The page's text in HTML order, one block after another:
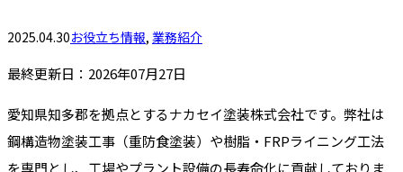
2025.04.30お役立ち情報, 業務紹介
最終更新日：2026年07月27日
愛知県知多郡を拠点とするナカセイ塗装株式会社です。弊社は
鋼構造物塗装工事（重防食塗装）や樹脂・FRPライニング工法